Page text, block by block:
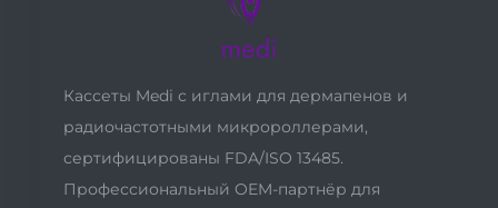
Кассеты Medi с иглами для дермапенов и
радиочастотными микророллерами,
сертифицированы FDA/ISO 13485.
Профессиональный OEM-партнёр для